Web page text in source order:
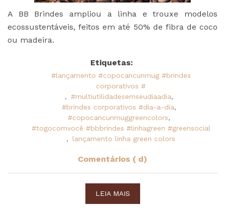
A BB Brindes ampliou a linha e trouxe modelos
ecossustentáveis, feitos em até 50% de fibra de coco
ou madeira.
Etiquetas:
#lançamento #copocancunmug #brindes
corporativos #
, #multiutilidadesemseudiaadia,
#brindes corporativos #dia-a-dia,
#copocancunmuggreencolors,
#togocomvocê #bbbrindes #linhagreen #greensocial
,
lançamento linha green colors
Comentários ( d)
LEIA MAIS